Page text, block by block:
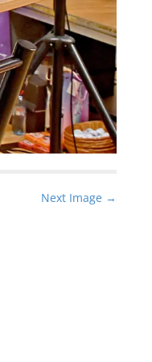
Next Image →